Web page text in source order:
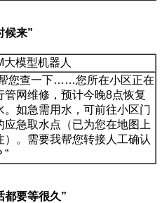
候来”
大模型机器人
您查一下……您所在小区正在
管网维修，预计今晚8点恢复
。如急需用水，可前往小区门
应急取水点（已为您在地图上
）。需要我帮您转接人工确认
”
都要等很久”